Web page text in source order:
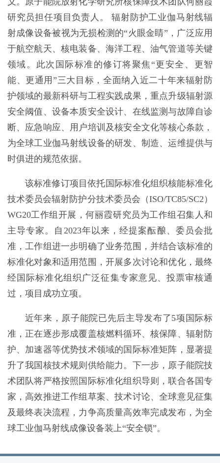
研究员担任项目负责人。 辐射防护工业伽马射线辐
射成像设备被视为无损检测的“火眼金睛”，广泛应用
于航空航天、核电装备、海洋工程、油气管道等关键
领域。此次国际标准的修订将聚焦“更安全、更智
能、更通用”三大目标，全面纳入近二十年来辐射防
护领域的最新科研与工程实践成果，重点升级辐射源
安全阈值、设备本质安全设计、在线监测与故障自诊
断、应急响应、用户培训及核安全文化等核心条款，
为全球工业伽马射线设备的研发、制造、运维提供与
时俱进的规范依据。
该标准修订项目依托国际标准化组织核能标准化
技术委员会辐射防护分技术委员会（ISO/TC85/SC2）
WG20工作组开展，何丽霞研究员为工作组召集人和
主导专家。自2023年以来，经提案酝酿、委员会批
准，工作组进一步明确了业务范围，并结合该标准的
标准化对象和适用范围，开展多次讨论和优化，最终
经国际标准化组织广泛征集专家意见、投票审核通
过，项目成功立项。
近年来，原子能院已先后主导发布了5项国际标
准，正在逐步形成覆盖核燃料循环、核保障、辐射防
护、加速器等优势技术领域的国际标准矩阵，显著提
升了我国核技术规则供给能力。下一步，原子能院技
术团队将严格按照国际标准化组织导则，联合各国专
家，高效推进工作组草案、技术讨论、全球意见征集
及最终表决流程，力争高质量高效率完成发布，为全
球工业伽马射线成像设备装上“安全锁”。